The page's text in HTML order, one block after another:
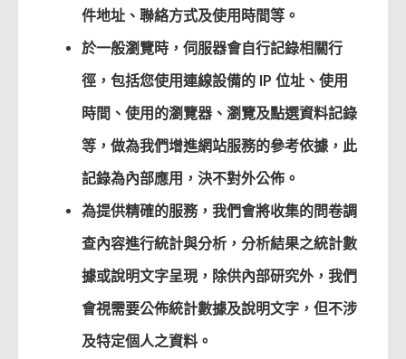
件地址、聯絡方式及使用時間等。
於一般瀏覽時，伺服器會自行記錄相關行
徑，包括您使用連線設備的 IP 位址、使用
時間、使用的瀏覽器、瀏覽及點選資料記錄
等，做為我們增進網站服務的參考依據，此
記錄為內部應用，決不對外公佈。
為提供精確的服務，我們會將收集的問卷調
查內容進行統計與分析，分析結果之統計數
據或說明文字呈現，除供內部研究外，我們
會視需要公佈統計數據及說明文字，但不涉
及特定個人之資料。